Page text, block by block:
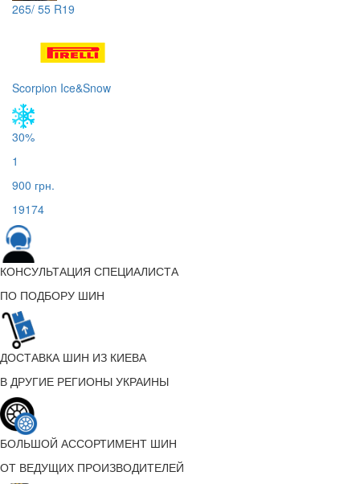
265/ 55 R19
Scorpion Ice&Snow
30%
1
900 грн.
19174
КОНСУЛЬТАЦИЯ СПЕЦИАЛИСТА
ПО ПОДБОРУ ШИН
ДОСТАВКА ШИН ИЗ КИЕВА
В ДРУГИЕ РЕГИОНЫ УКРАИНЫ
БОЛЬШОЙ АССОРТИМЕНТ ШИН
ОТ ВЕДУЩИХ ПРОИЗВОДИТЕЛЕЙ